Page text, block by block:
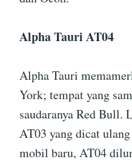
Alpha Tauri AT04
Alpha Tauri
York; tempat yang
saudaranya Red Bull.
AT03 yang dicat
mobil baru, AT04